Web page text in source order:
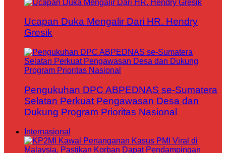
Ucapan Duka Mengalir Dari HR. Hendry
Gresik
Pengukuhan DPC ABPEDNAS se-Sumatera
Selatan Perkuat Pengawasan Desa dan
Dukung Program Prioritas Nasional
Internasional